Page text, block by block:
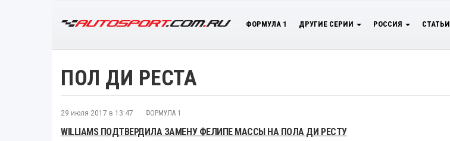
ФОРМУЛА 1 ДРУГИЕ СЕРИИ РОССИЯ СТАТЬИ
ПОЛ ДИ РЕСТА
29 июля 2017 в 13:47 ФОРМУЛА 1
WILLIAMS ПОДТВЕРДИЛА ЗАМЕНУ ФЕЛИПЕ МАССЫ НА ПОЛА ДИ РЕСТУ